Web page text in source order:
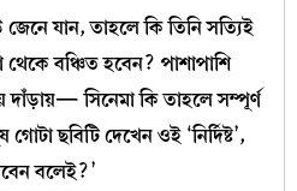
যান, তাহলে কি তিনি সত্যিই
বঞ্চিত হবেন? পাশাপাশি
সিনেমা কি তাহলে সম্পূর্ণ
ছবিটি দেখেন ওই ‘নির্দিষ্ট’,
বলেই?’